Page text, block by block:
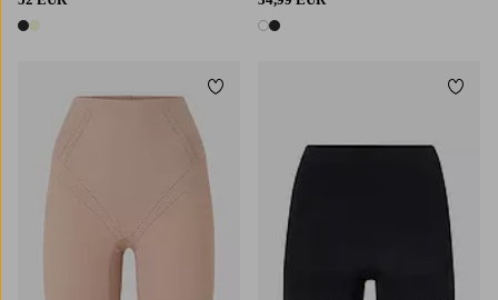
2 värejä 2 värejä
Lisää suosikkeihin
XL